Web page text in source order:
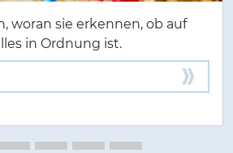
woran sie erkennen, ob auf
in Ordnung ist.